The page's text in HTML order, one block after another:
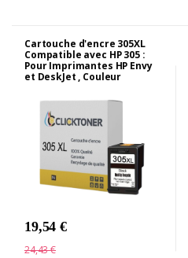
Cartouche d'encre 305XL
Compatible avec HP 305 :
Pour Imprimantes HP Envy
et DeskJet , Couleur
19,54 €
24,43 €